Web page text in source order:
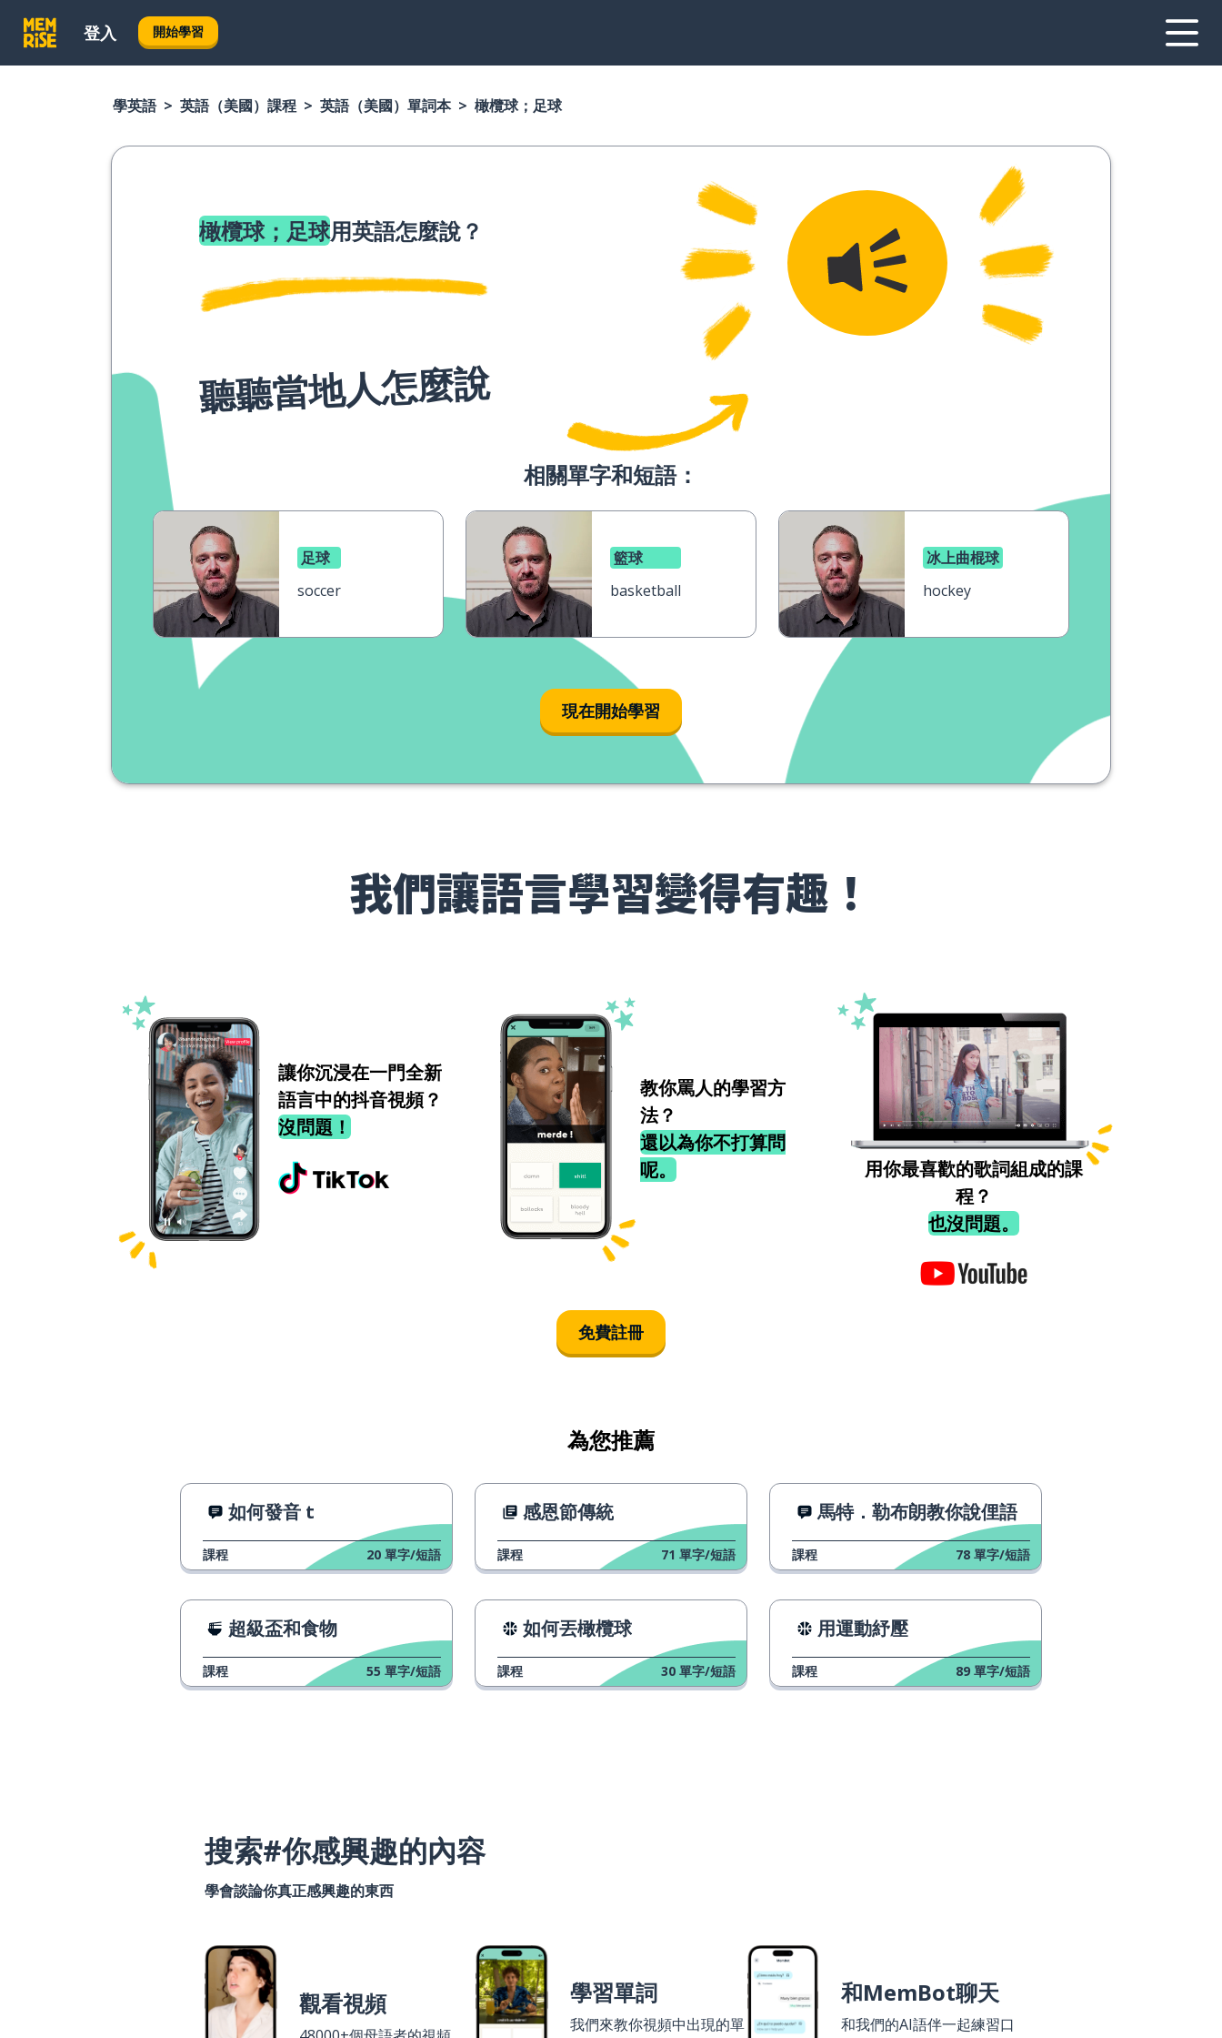
登入 開始學習
學英語 英語（美國）課程 英語（美國）單詞本 橄欖球；足球
橄欖球；足球用英語怎麼說？
聽聽當地人怎麼說
相關單字和短語：
足球
soccer
籃球
basketball
冰上曲棍球
hockey
現在開始學習
我們讓語言學習變得有趣！
讓你沉浸在一門全新
語言中的抖音視頻？
沒問題！
教你罵人的學習方
法？
還以為你不打算問
呢。
用你最喜歡的歌詞組成的課
程？
也沒問題。
免費註冊
為您推薦
如何發音 t
課程 20 單字/短語
感恩節傳統
課程 71 單字/短語
馬特．勒布朗教你說俚語
課程 78 單字/短語
超級盃和食物
課程 55 單字/短語
如何丟橄欖球
課程 30 單字/短語
用運動紓壓
課程 89 單字/短語
搜索#你感興趣的內容
學會談論你真正感興趣的東西
觀看視頻 學習單詞
我們來教你視頻中出現的單
和MemBot聊天
和我們的AI語伴一起練習口